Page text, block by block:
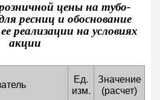
цены на тубо-
ресниц и обоснование
реализации на условиях
акции
Ед.
изм.
Значение
(расчет)